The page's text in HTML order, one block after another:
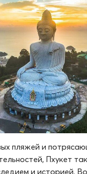
пляжей и
Пхукет
и историей.